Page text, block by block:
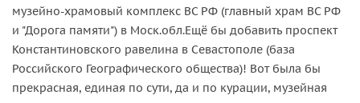
музейно-храмовый комплекс ВС РФ (главный храм ВС РФ
и "Дорога памяти") в Моск.обл.Ещё бы добавить проспект
Константиновского равелина в Севастополе (база
Российского Географического общества)! Вот была бы
прекрасная, единая по сути, да и по курации, музейная